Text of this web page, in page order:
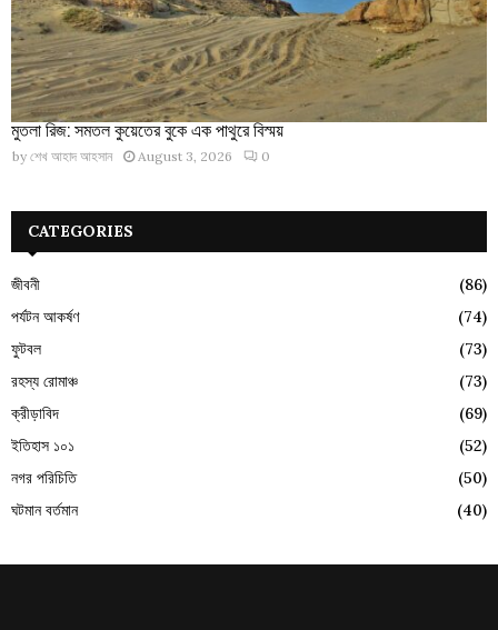
মুতলা রিজ: সমতল কুয়েতের বুকে এক পাথুরে বিস্ময়
by শেখ আহাদ আহসান August 3, 2026 0
CATEGORIES
জীবনী
(86)
পর্যটন আকর্ষণ
(74)
ফুটবল
(73)
রহস্য রোমাঞ্চ
(73)
ক্রীড়াবিদ
(69)
ইতিহাস ১০১
(52)
নগর পরিচিতি
(50)
ঘটমান বর্তমান
(40)